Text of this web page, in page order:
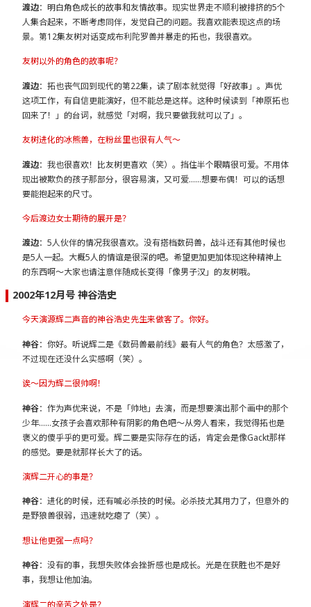
渡边：明白角色成长的故事和友情故事。现实世界走不顺利被排挤的5个
人集合起来，不断考虑同伴，发觉自己的问题。我喜欢能表现这点的场
景。第12集友树对话变成布利陀罗兽并暴走的拓也，我很喜欢。
友树以外的角色的故事呢？
渡边：拓也丧气回到现代的第22集，读了剧本就觉得「好故事」。声优
这项工作，有自信更能演好，但不能总是这样。这种时候读到「神原拓也
回来了！」的台词，就感觉「对啊，我只要做我就可以了」。
友树进化的冰熊兽，在粉丝里也很有人气～
渡边：我也很喜欢！比友树更喜欢（笑）。挡住半个眼睛很可爱。不用体
现出被欺负的孩子那部分，很容易演，又可爱……想要布偶！可以的话想
要能抱起来的尺寸。
今后渡边女士期待的展开是？
渡边：5人伙伴的情况我很喜欢。没有搭档数码兽，战斗还有其他时候也
是5人一起。大概5人的情谊是很深的吧。希望更加更加体现这种精神上
的东西啊～大家也请注意伴随成长变得「像男子汉」的友树哦。
2002年12月号 神谷浩史
今天演源辉二声音的神谷浩史先生来做客了。你好。
神谷：你好。听说辉二是《数码兽最前线》最有人气的角色？太感激了，
不过现在还没什么实感啊（笑）。
诶～因为辉二很帅啊！
神谷：作为声优来说，不是「帅地」去演，而是想要演出那个画中的那个
少年……女孩子会喜欢那种有阴影的角色吧～从旁人看来，我觉得拓也是
褒义的傻乎乎的更可爱。辉二要是实际存在的话，肯定会是像Gackt那样
的感觉。要是就那样长大了的话。
演辉二开心的事是？
神谷：进化的时候，还有喊必杀技的时候。必杀技尤其用力了，但意外的
是野狼兽很弱，迅速就吃瘪了（笑）。
想让他更强一点吗？
神谷：没有的事，我想失败体会挫折感也是成长。光是在获胜也不是好
事，我想让他加油。
演辉二的辛苦之处是？